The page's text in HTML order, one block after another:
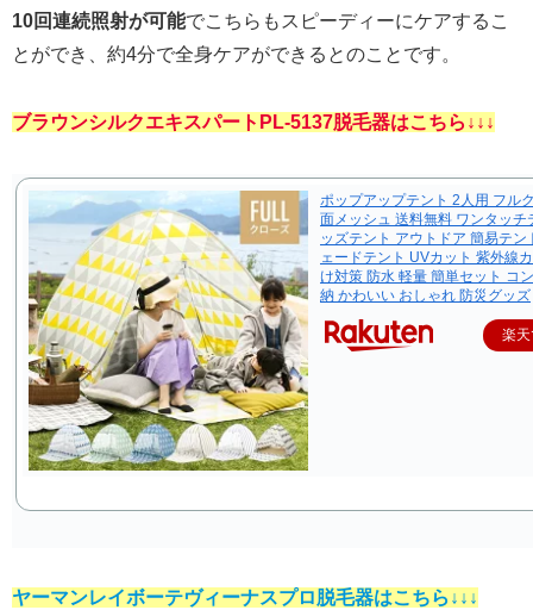
10回連続照射が可能でこちらもスピーディーにケアするこ
とができ、約4分で全身ケアができるとのことです。
ブラウンシルクエキスパートPL-5137脱毛器はこちら↓↓↓
ポップアップテント 2人用 フル
面メッシュ 送料無料 ワンタッチ
ッズテント アウトドア 簡易テン
ェードテント UVカット 紫外線
け対策 防水 軽量 簡単セット コ
納 かわいい おしゃれ 防災グッズ
楽
ヤーマンレイボーテヴィーナスプロ脱毛器はこちら↓↓↓